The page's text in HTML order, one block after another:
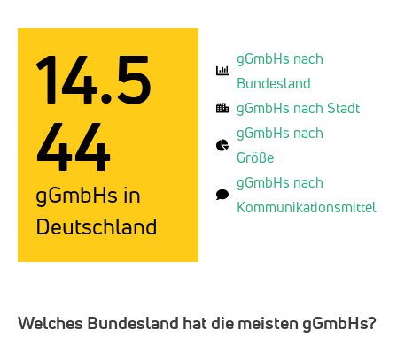
14.5
44
gGmbHs in
Deutschland
gGmbHs nach
Bundesland
gGmbHs nach Stadt
gGmbHs nach
Größe
gGmbHs nach
Kommunikationsmittel
Welches Bundesland hat die meisten gGmbHs?